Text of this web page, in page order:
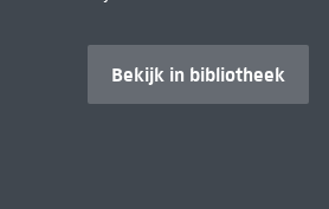
Bekijk in bibliotheek